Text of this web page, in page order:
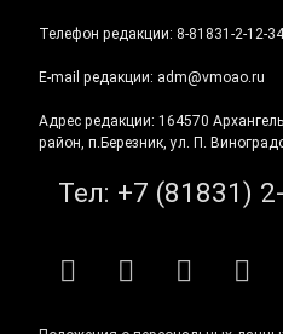
Телефон редакции: 8-81831-2-12-
E-mail редакции: adm@vmoao.ru
Адрес редакции: 164570
район, п.Березник, ул. П.
Тел: +7 (81831)
RSS E-mail